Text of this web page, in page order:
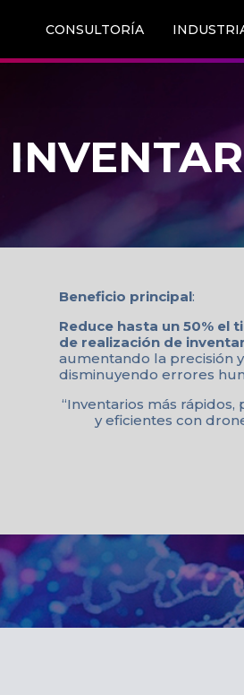
CONSULTORÍA
Beneficio principal:
Reduce hasta un 50% el
de realización de
aumentando la precisión y
disminuyendo errores
“Inventarios más rápidos,
y eficientes con